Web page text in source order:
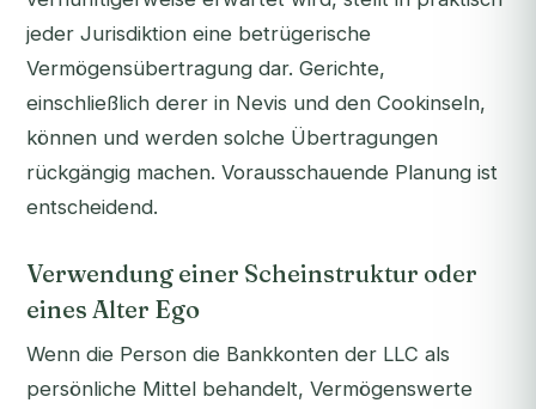
jeder Jurisdiktion eine betrügerische
Vermögensübertragung dar. Gerichte,
einschließlich derer in Nevis und den Cookinseln,
können und werden solche Übertragungen
rückgängig machen. Vorausschauende Planung ist
entscheidend.
Verwendung einer Scheinstruktur oder
eines Alter Ego
Wenn die Person die Bankkonten der LLC als
persönliche Mittel behandelt, Vermögenswerte